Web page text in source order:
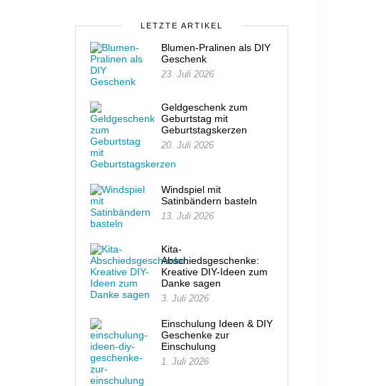
LETZTE ARTIKEL
Blumen-Pralinen als DIY
Geschenk
23. Juli 2026
Geldgeschenk zum
Geburtstag mit
Geburtstagskerzen
20. Juli 2026
Windspiel mit
Satinbändern basteln
13. Juli 2026
Kita-
Abschiedsgeschenke:
Kreative DIY-Ideen zum
Danke sagen
3. Juli 2026
Einschulung Ideen & DIY
Geschenke zur
Einschulung
1. Juli 2026